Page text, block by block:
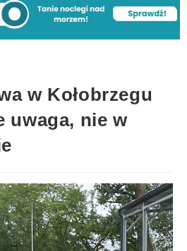
w Kołobrzegu
uwaga, nie w